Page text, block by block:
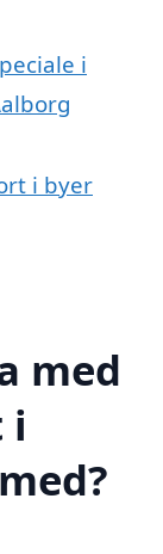
i
i byer
med
i